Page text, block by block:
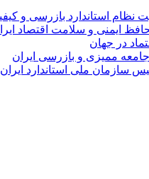
نظام استاندارد بازرسی و
ایمنی و سلامت اقتصاد
در جهان
جامعه ممیزی و بازرسی ایران
سازمان ملی استاندارد ایران